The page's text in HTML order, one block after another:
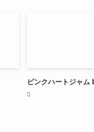
ピンクハートジャム